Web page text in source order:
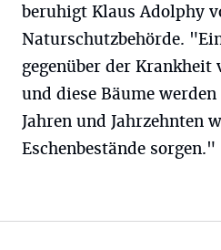
beruhigt Klaus Adolphy
Naturschutzbehörde.
gegenüber der
und diese Bäume
Jahren und Jahrzehnten
Eschenbestände sorgen."